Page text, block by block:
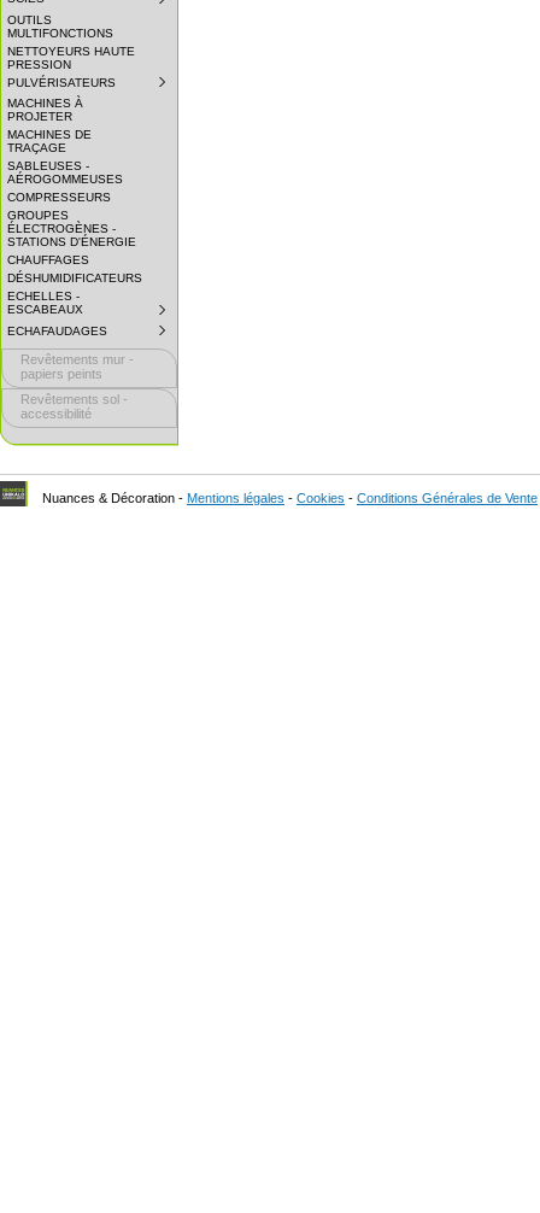
OUTILS
MULTIFONCTIONS
NETTOYEURS HAUTE
PRESSION
PULVÉRISATEURS
MACHINES À
PROJETER
MACHINES DE
TRAÇAGE
SABLEUSES -
AÉROGOMMEUSES
COMPRESSEURS
GROUPES
ÉLECTROGÈNES -
STATIONS D'ÉNERGIE
CHAUFFAGES
DÉSHUMIDIFICATEURS
ECHELLES -
ESCABEAUX
COLLAPSED.
CLICK
TO
EXPAND
ECHAFAUDAGES
COLLAPSED.
CLICK
EXPAND
SUBMENU.
Revêtements mur -
papiers peints
Revêtements sol -
accessibilité
Nuances & Décoration - Mentions légales - Cookies - Conditions Générales de Vente